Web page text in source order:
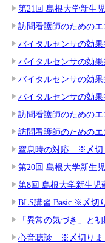
第21回 島根大学新生
訪問看護師のための
バイタルセンサの効
バイタルセンサの効
バイタルセンサの効
バイタルセンサの効
訪問看護師のための
訪問看護師のための
窒息時の対応 ※〆切
第20回 島根大学新生
第8回 島根大学新生
BLS講習 Basic ※〆切
「異常の気づき」と
心音聴診 ※〆切りま